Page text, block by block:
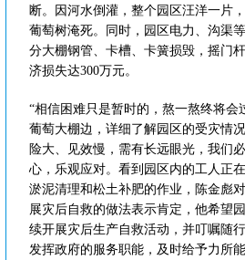
断。因河水倒灌，整个园区汪洋一片
葡萄树淹死。同时，园区电力、沟渠
分大棚钢管、卡槽、卡簧损毁，摇门
济损失达300万元。
“相信困难只是暂时的，熬一熬终将会
葡萄大棚边，详细了解园区的受灾情
险大、见效慢，需有长远眼光，我们
心，乐观应对。看到园区内的工人正
淤泥清理和松土补肥的作业，陈金彪
展灾后自救的做法表示肯定，他希望
续开展灾后生产自救活动，并叮嘱随
发挥政府的服务职能，及时给予力所